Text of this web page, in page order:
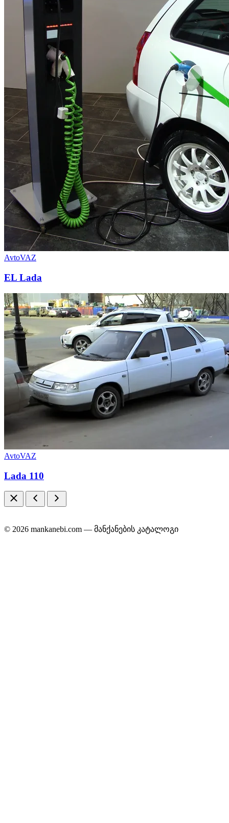
AvtoVAZ
EL Lada
AvtoVAZ
Lada 110
© 2026 mankanebi.com — მანქანების კატალოგი